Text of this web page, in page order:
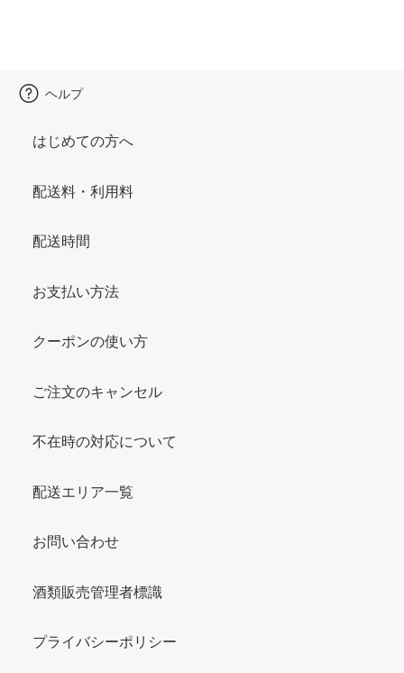
ヘルプ
はじめての方へ
配送料・利用料
配送時間
お支払い方法
クーポンの使い方
ご注文のキャンセル
不在時の対応について
配送エリア一覧
お問い合わせ
酒類販売管理者標識
プライバシーポリシー